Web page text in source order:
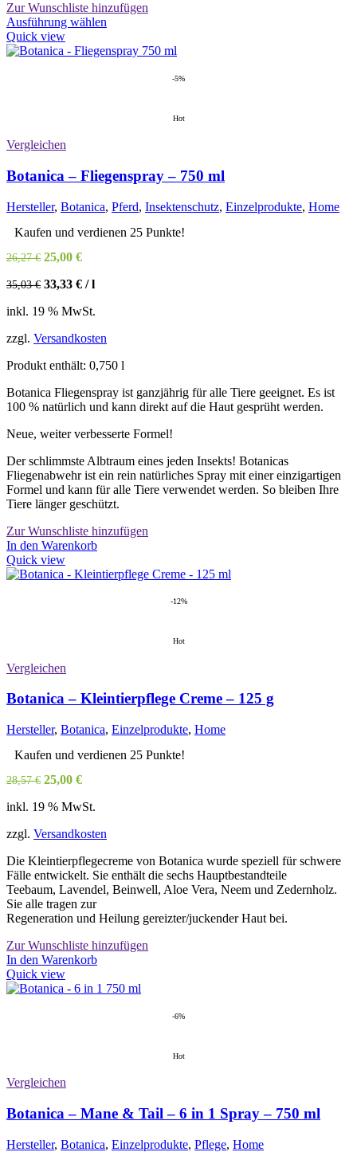
Zur Wunschliste hinzufügen
Ausführung wählen
weist
Produktseite
werden
Quick view
-5%
Hot
Vergleichen
Botanica – Fliegenspray – 750 ml
Hersteller, Botanica, Pferd, Insektenschutz, Einzelprodukte, Home
Kaufen und verdienen 25 Punkte!
26,27€ Ursprünglicher
war:
25,00 €Aktueller
ist:
35,03€ 33,33 € /l
inkl. 19 % MwSt.
zzgl. Versandkosten
Produkt enthält: 0,750 l
Botanica Fliegenspray ist ganzjährig für alle Tiere geeignet. Es ist
100 % natürlich und kann direkt auf die Haut gesprüht werden.
Neue, weiter verbesserte Formel!
Der schlimmste Albtraum eines jeden Insekts! Botanicas
Fliegenabwehr ist ein rein natürliches Spray mit einer einzigartigen
Formel und kann für alle Tiere verwendet werden. So bleiben Ihre
Tiere länger geschützt.
Zur Wunschliste hinzufügen
In den Warenkorb
Quick view
-12%
Hot
Vergleichen
Botanica – Kleintierpflege Creme – 125 g
Hersteller, Botanica, Einzelprodukte, Home
Kaufen und verdienen 25 Punkte!
28,57€ Ursprünglicher
war:
25,00 €Aktueller
ist:
inkl. 19 % MwSt.
zzgl. Versandkosten
Die Kleintierpflegecreme von Botanica wurde speziell für schwere
Fälle entwickelt. Sie enthält die sechs Hauptbestandteile
Teebaum, Lavendel, Beinwell, Aloe Vera, Neem und Zedernholz.
Sie alle tragen zur
Regeneration und Heilung gereizter/juckender Haut bei.
Zur Wunschliste hinzufügen
In den Warenkorb
Quick view
-6%
Hot
Vergleichen
Botanica – Mane & Tail – 6 in 1 Spray – 750 ml
Hersteller, Botanica, Einzelprodukte, Pflege, Home